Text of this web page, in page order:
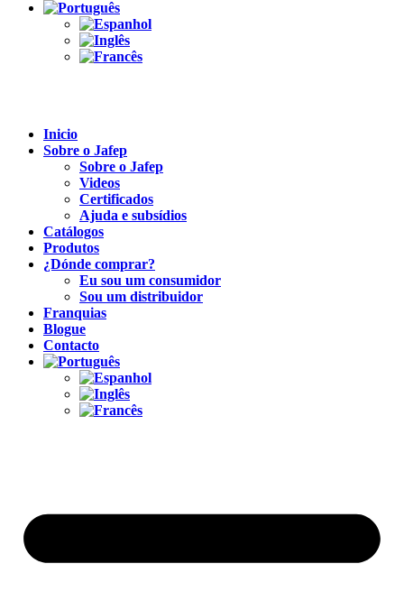
Inicio
Sobre o Jafep
Sobre o Jafep
Videos
Certificados
Ajuda e subsídios
Catálogos
Produtos
¿Dónde comprar?
Eu sou um consumidor
Sou um distribuidor
Franquias
Blogue
Contacto